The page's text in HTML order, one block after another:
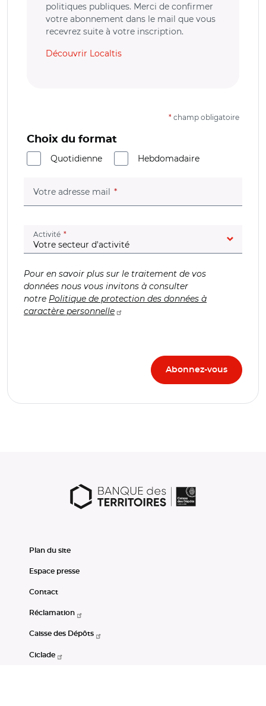
politiques publiques. Merci de confirmer
votre abonnement dans le mail que vous
recevrez suite à votre inscription.
Découvrir Localtis
* champ obligatoire
Choix du format
Quotidienne
Hebdomadaire
Votre adresse mail (champ obligatoire)
Activité (champ obligatoire)
Pour en savoir plus sur le traitement de vos
données nous vous invitons à consulter
notre Politique de protection des données à
caractère personnelle
Plan du site
Espace presse
Contact
Réclamation
Caisse des Dépôts
Ciclade